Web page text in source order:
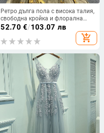
Ретро дълга пола с висока талия,
свободна кройка и флорална
шарка, стилна през есента.
52.70 €/103.07 лв
add_shopping_cart